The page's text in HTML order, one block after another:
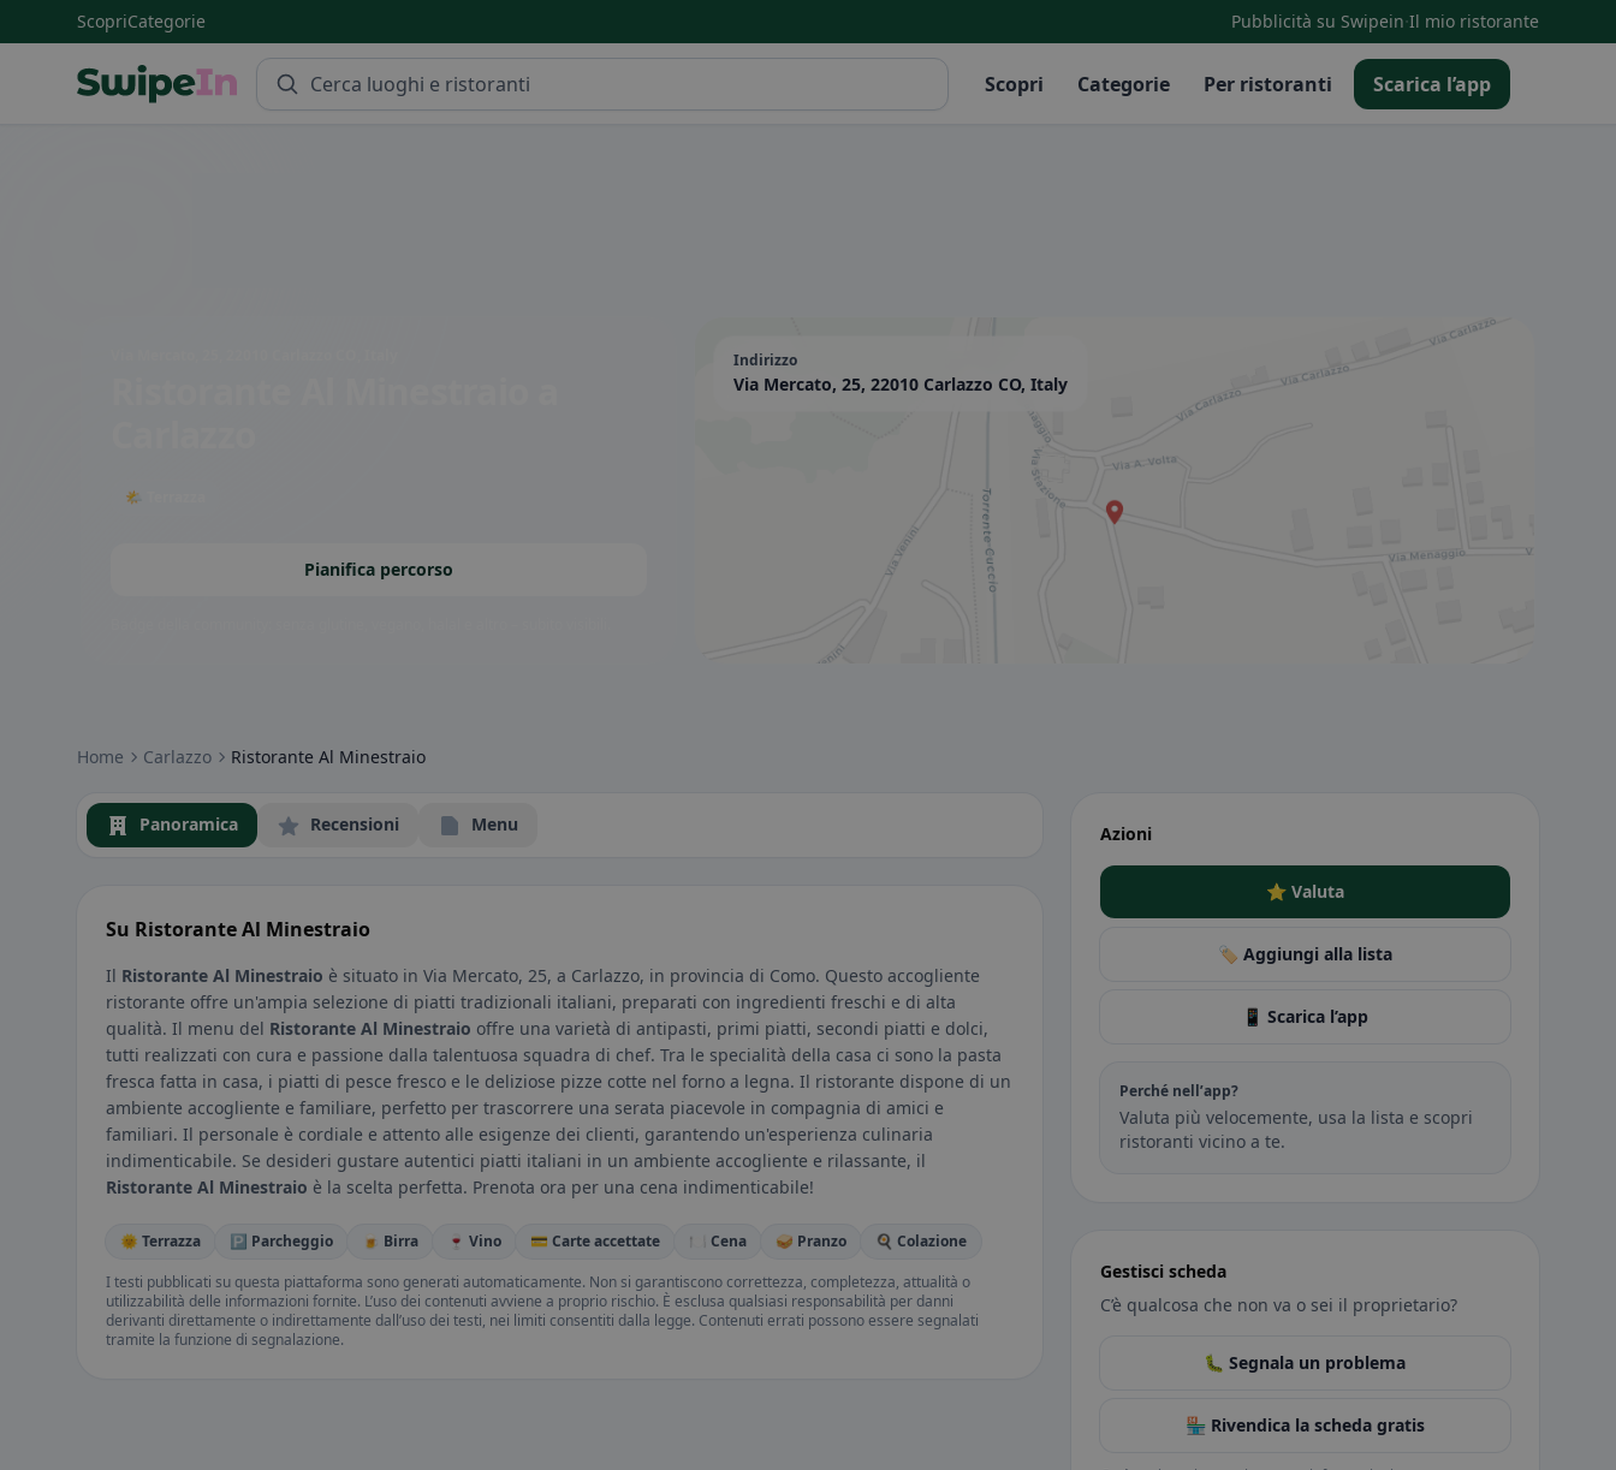
ScopriCategorie Pubblicità su Swipein·Il mio ristorante
Scopri Categorie Per ristoranti Scarica l’app
🌤 Terrazza
Pianifica percorso
Indirizzo
Via Mercato, 25, 22010 Carlazzo CO, Italy
Home Carlazzo Ristorante Al Minestraio
Panoramica Recensioni Menu
Su Ristorante Al Minestraio
Il Ristorante Al Minestraio è situato in Via Mercato, 25, a Carlazzo, in provincia di Como. Questo accogliente
ristorante offre un'ampia selezione di piatti tradizionali italiani, preparati con ingredienti freschi e di alta
qualità. Il menu del Ristorante Al Minestraio offre una varietà di antipasti, primi piatti, secondi piatti e dolci,
tutti realizzati con cura e passione dalla talentuosa squadra di chef. Tra le specialità della casa ci sono la pasta
fresca fatta in casa, i piatti di pesce fresco e le deliziose pizze cotte nel forno a legna. Il ristorante dispone di un
ambiente accogliente e familiare, perfetto per trascorrere una serata piacevole in compagnia di amici e
familiari. Il personale è cordiale e attento alle esigenze dei clienti, garantendo un'esperienza culinaria
indimenticabile. Se desideri gustare autentici piatti italiani in un ambiente accogliente e rilassante, il
Ristorante Al Minestraio è la scelta perfetta. Prenota ora per una cena indimenticabile!
🌞 Terrazza 🅿️ Parcheggio 🍺 Birra 🍷 Vino 💳 Carte accettate 🍽️ Cena 🥪 Pranzo
🍳 Colazione
I testi pubblicati su questa piattaforma sono generati automaticamente. Non si garantiscono correttezza, completezza, attualità o
utilizzabilità delle informazioni fornite. L’uso dei contenuti avviene a proprio rischio. È esclusa qualsiasi responsabilità per danni
derivanti direttamente o indirettamente dall’uso dei testi, nei limiti consentiti dalla legge. Contenuti errati possono essere segnalati
tramite la funzione di segnalazione.
Azioni
⭐ Valuta
🏷️ Aggiungi alla lista
📱 Scarica l’app
Perché nell’app?
Valuta più velocemente, usa la lista e scopri
ristoranti vicino a te.
Gestisci scheda
C’è qualcosa che non va o sei il proprietario?
🐛 Segnala un problema
🏪 Rivendica la scheda gratis